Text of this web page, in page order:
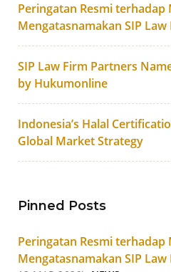
Peringatan Resmi
Mengatasnamakan SIP Law
SIP Law Firm Partners
by Hukumonline
Indonesia’s Halal
Global Market Strategy
Pinned Posts
Peringatan Resmi
Mengatasnamakan SIP Law